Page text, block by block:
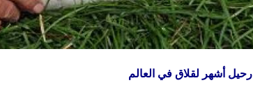
رحيل أشهر لقلاق في العالم